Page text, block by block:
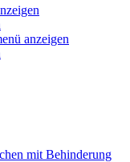
anzeigen
mit Behinderung